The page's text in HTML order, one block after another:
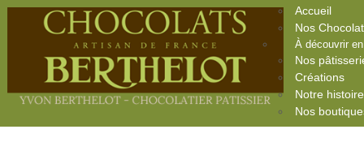
Accueil
Nos
À découvrir
Nos
Créations
Notre histoire
Nos